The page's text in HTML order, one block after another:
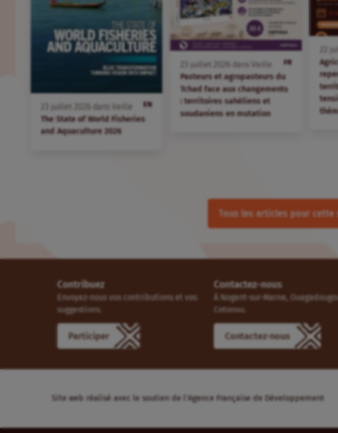
EN
juillet dans
Veille
The State of World Fisheries
and Aquaculture 2026
FR
juillet dans
Veille
Pasteurs et agropasteurs du
Tchad face aux changements
: territoires sahéliens et
soudaniens en mutation
Tous les articles pour cette
Contribuez
Envoyez-nous vos contributions et vos
suggestions.
Participer
Contactez-nous
À Nogent-sur-Marne,
Cotonou.
Contactez-nous
Site web réalisé avec le soutien de l’Agence Française de Développement